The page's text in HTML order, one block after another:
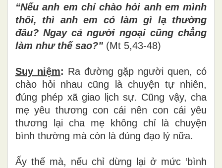
“Nếu anh em chỉ chào hỏi anh em mình
thôi, thì anh em có làm gì lạ thường
đâu? Ngay cả người ngoại cũng chẳng
làm như thế sao?” (Mt 5,43-48)
Suy niệm: Ra đường gặp người quen, có
chào hỏi nhau cũng là chuyện tự nhiên,
đúng phép xã giao lịch sự. Cũng vậy, cha
mẹ yêu thương con cái nên con cái yêu
thương lại cha mẹ không chỉ là chuyện
bình thường mà còn là đúng đạo lý nữa.
Ấy thế mà, nếu chỉ dừng lại ở mức ‘bình